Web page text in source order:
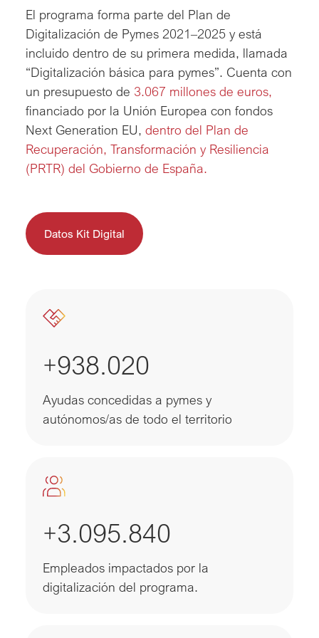
El programa forma parte del Plan de
Digitalización de Pymes 2021–2025 y está
incluido dentro de su primera medida, llamada
“Digitalización básica para pymes”. Cuenta con
un presupuesto de 3.067 millones de euros,
financiado por la Unión Europea con fondos
Next Generation EU, dentro del Plan de
Recuperación, Transformación y Resiliencia
(PRTR) del Gobierno de España.
Datos Kit Digital
+938.020
Ayudas concedidas a pymes y
autónomos/as de todo el territorio
+3.095.840
Empleados impactados por la
digitalización del programa.